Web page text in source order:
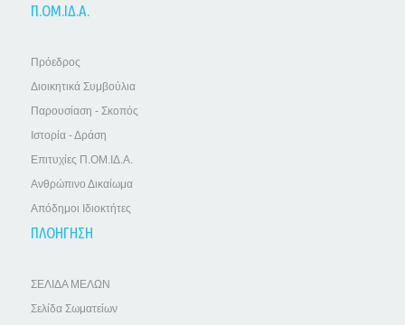
Π.ΟΜ.ΙΔ.Α.
Πρόεδρος
Διοικητικά Συμβούλια
Παρουσίαση - Σκοπός
Ιστορία - Δράση
Επιτυχίες Π.ΟΜ.ΙΔ.Α.
Ανθρώπινο Δικαίωμα
Απόδημοι Ιδιοκτήτες
ΠΛΟΗΓΗΣΗ
ΣΕΛΙΔΑ ΜΕΛΩΝ
Σελίδα Σωματείων